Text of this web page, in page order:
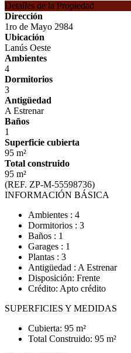
Detalles de la Propiedad
Dirección
1ro de Mayo 2984
Ubicación
Lanús Oeste
Ambientes
4
Dormitorios
3
Antigüedad
A Estrenar
Baños
1
Superficie cubierta
95 m²
Total construido
95 m²
(REF. ZP-M-55598736)
INFORMACIÓN BÁSICA
Ambientes : 4
Dormitorios : 3
Baños : 1
Garages : 1
Plantas : 3
Antigüedad : A Estrenar
Disposición: Frente
Crédito: Apto crédito
SUPERFICIES Y MEDIDAS
Cubierta: 95 m²
Total Construido: 95 m²